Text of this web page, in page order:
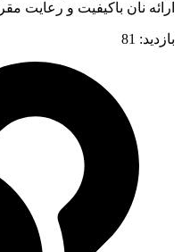
ارائه نان باکیفیت و رعایت
بازدید: 81